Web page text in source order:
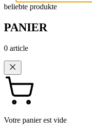
beliebte produkte
PANIER
0 article
Votre panier est vide